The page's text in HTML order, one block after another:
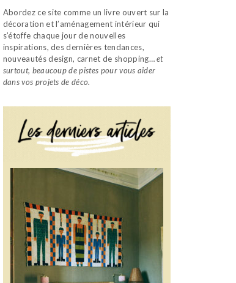
Abordez ce site comme un livre ouvert sur la
décoration et l’aménagement intérieur qui
s’étoffe chaque jour de nouvelles
inspirations, des dernières tendances,
nouveautés design, carnet de shopping…et
surtout, beaucoup de pistes pour vous aider
dans vos projets de déco.